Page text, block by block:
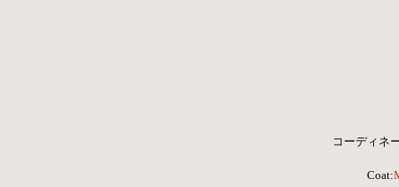
コーディネ
Coat: